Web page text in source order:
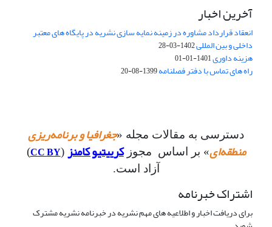
آخرین اخبار
انعقاد قرارداد مشاوره در زمینه نمایه سازی نشریه در پایگاه های معتبر
داخلی و بین المللی1402-03-28
هزینه داوری1401-01-01
راه های تماس با دفتر فصلنامه1399-08-20
دسترسی به مقالات مجله «جغرافیا و برنامه‌ریزی
منطقه‌ای» بر اساس مجوزکرییتیو کامنز (
CC BY
)
آزاد است.
اشتراک خبرنامه
برای دریافت اخبار و اطلاعیه های مهم نشریه در خبرنامه نشریه مشترک